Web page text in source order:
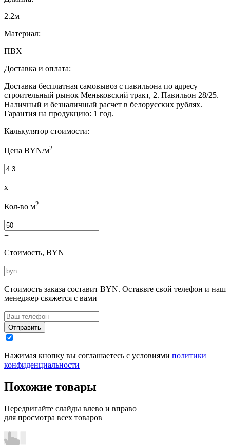
2.2м
Материал:
ПВХ
Доставка и оплата:
Доставка бесплатная самовывоз с павильона по адресу
строительный рынок Меньковский тракт, 2. Павильон 28/25.
Наличный и безналичный расчет в белорусских рублях.
Гарантия на продукцию: 1 год.
Калькулятор стоимости:
Цена BYN/м2
x
Кол-во м2
=
Стоимость, BYN
Стоимость заказа составит BYN. Оставьте свой телефон и наш
менеджер свяжется с вами
Отправить
Нажимая кнопку вы соглашаетесь с условиями политики
конфиденциальности
Похожие товары
Передвигайте слайды влево и вправо
для просмотра всех товаров